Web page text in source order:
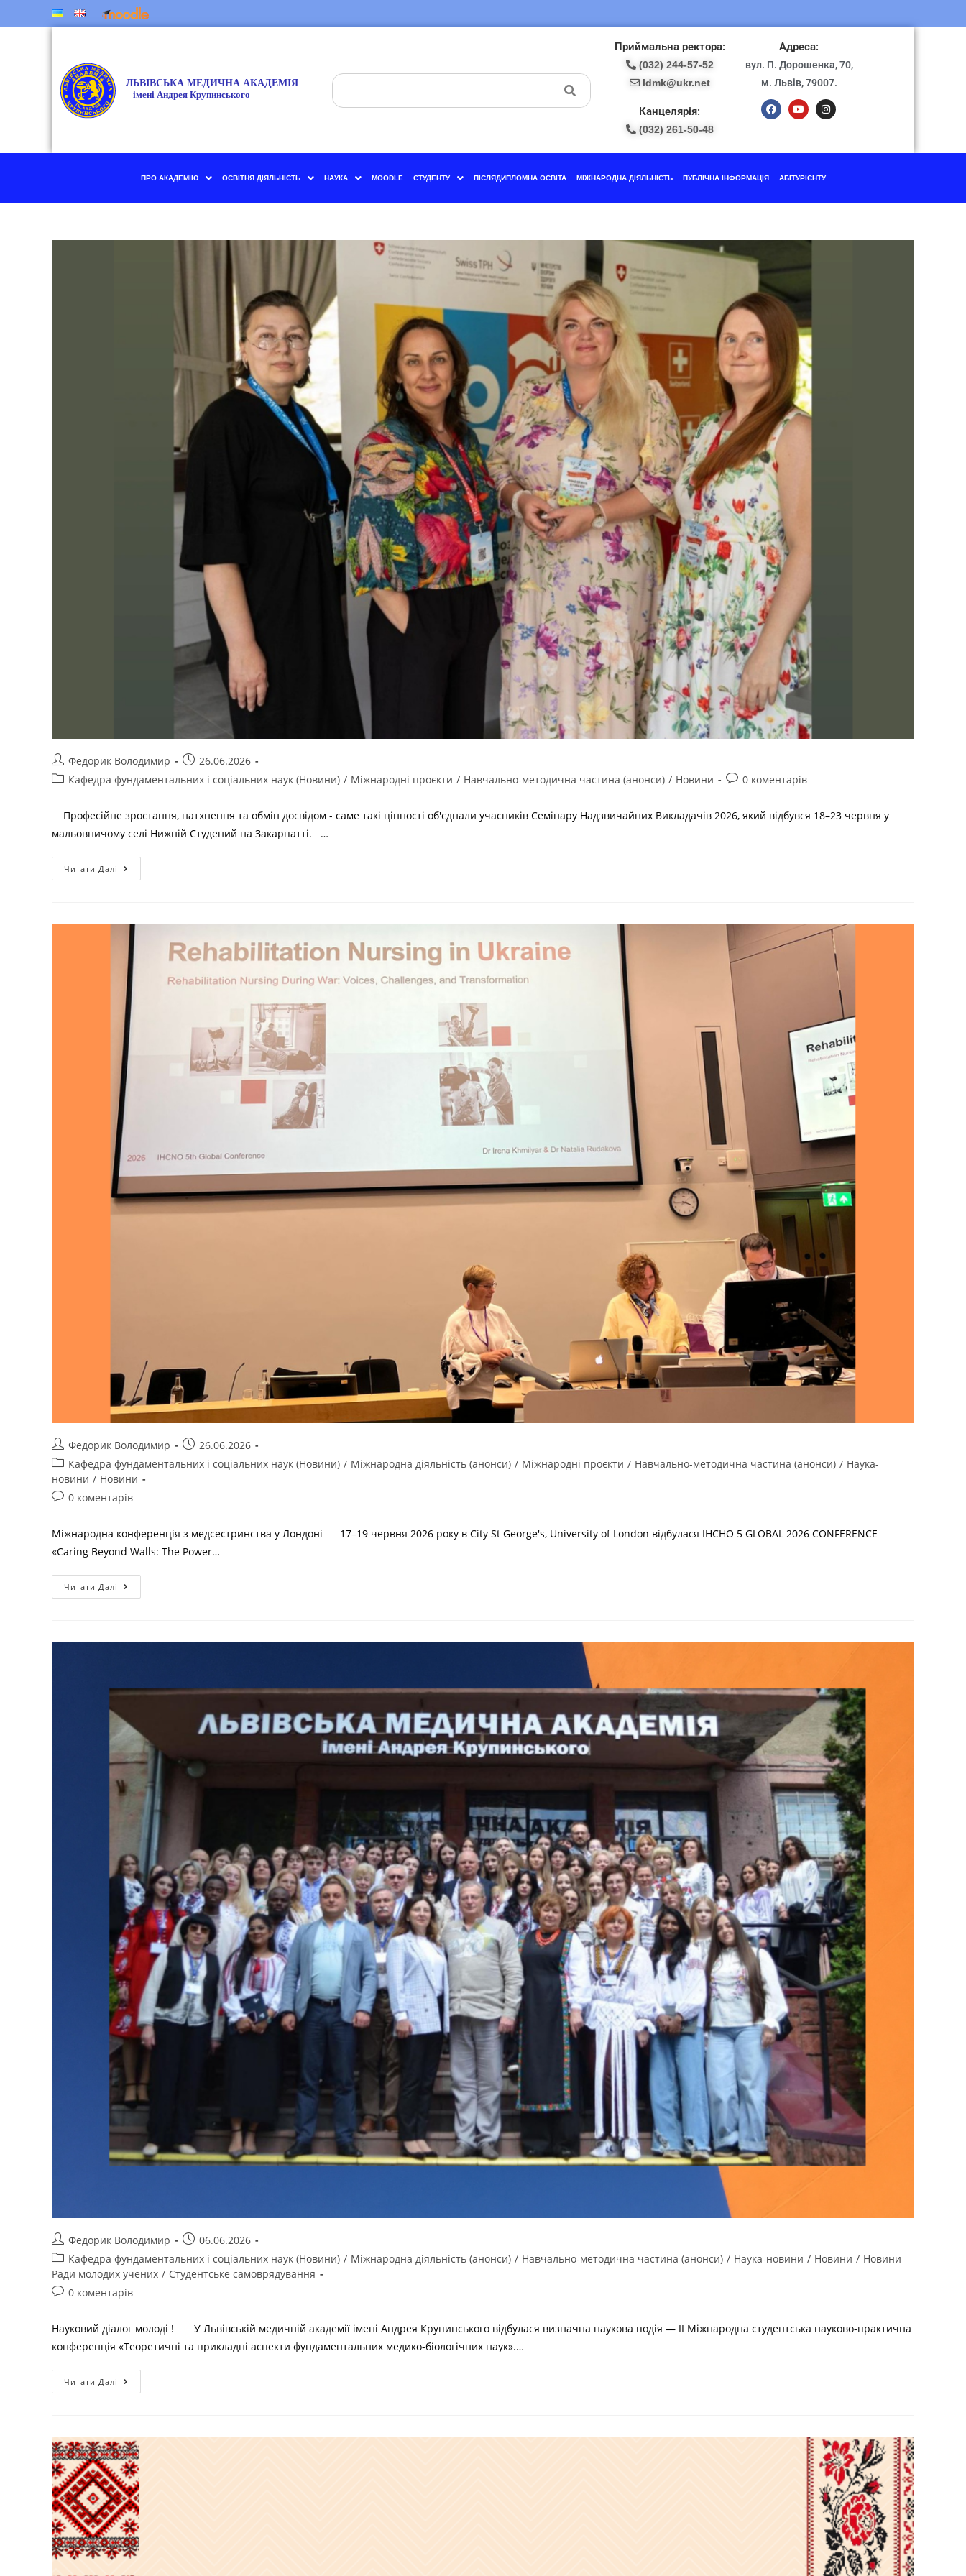
Приймальна ректора:
(032) 244-57-52
ldmk@ukr.net
Канцелярія:
(032) 261-50-48
Адреса:
вул. П. Дорошенка, 70,
м. Львів, 79007.
ПРО АКАДЕМІЮ ОСВІТНЯ ДІЯЛЬНІСТЬ НАУКА MOODLE СТУДЕНТУ ПІСЛЯДИПЛОМНА ОСВІТА МІЖНАРОДНА ДІЯЛЬНІСТЬ ПУБЛІЧНА ІНФОРМАЦІЯ АБІТУРІЄНТУ
Федорик Володимир
26.06.2026
Кафедра фундаментальних і соціальних наук (Новини) / Міжнародні проєкти / Навчально-методична частина (анонси) / Новини 0 коментарів
Професійне зростання, натхнення та обмін досвідом - саме такі цінності об'єднали учасників Семінару Надзвичайних Викладачів 2026, який відбувся 18–23 червня у
мальовничому селі Нижній Студений на Закарпатті. …
Читати Далі
Федорик Володимир
26.06.2026
Кафедра фундаментальних і соціальних наук (Новини) / Міжнародна діяльність (анонси) / Міжнародні проєкти / Навчально-методична частина (анонси) / Наука-
новини / Новини
0 коментарів
Міжнародна конференція з медсестринства у Лондоні 17–19 червня 2026 року в City St George's, University of London відбулася IHCHO 5 GLOBAL 2026 CONFERENCE
«Caring Beyond Walls: The Power…
Читати Далі
Федорик Володимир
06.06.2026
Кафедра фундаментальних і соціальних наук (Новини) / Міжнародна діяльність (анонси) / Навчально-методична частина (анонси) / Наука-новини / Новини / Новини
Ради молодих учених / Студентське самоврядування
0 коментарів
Науковий діалог молоді ! У Львівській медичній академії імені Андрея Крупинського відбулася визначна наукова подія — ІІ Міжнародна студентська науково-практична
конференція «Теоретичні та прикладні аспекти фундаментальних медико-біологічних наук».…
Читати Далі